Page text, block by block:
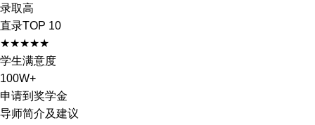
录取高
直录TOP 10
★★★★★
学生满意度
100W+
申请到奖学金
导师简介及建议